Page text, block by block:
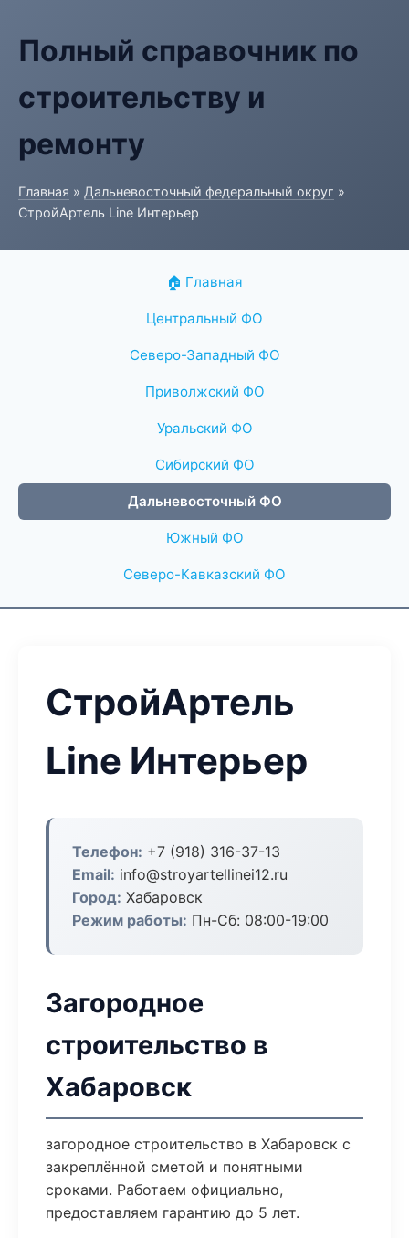
Полный справочник по
строительству и
ремонту
Главная » Дальневосточный федеральный округ »
СтройАртель Line Интерьер
🏠 Главная
Центральный ФО
Северо-Западный ФО
Приволжский ФО
Уральский ФО
Сибирский ФО
Дальневосточный ФО
Южный ФО
Северо-Кавказский ФО
СтройАртель
Line Интерьер
Телефон: +7 (918) 316-37-13
Email: info@stroyartellinei12.ru
Город: Хабаровск
Режим работы: Пн-Сб: 08:00-19:00
Загородное
строительство в
Хабаровск
загородное строительство в Хабаровск с
закреплённой сметой и понятными
сроками. Работаем официально,
предоставляем гарантию до 5 лет.